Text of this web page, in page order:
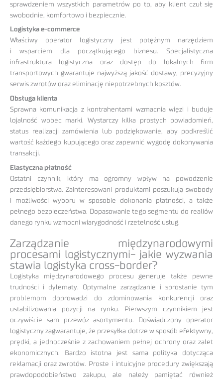
sprawdzeniem wszystkich parametrów po to, aby klient czuł się
swobodnie, komfortowo i bezpiecznie.
Logistyka e-commerce
Właściwy operator logistyczny jest potężnym narzędziem
i wsparciem dla początkującego biznesu. Specjalistyczna
infrastruktura logistyczna oraz dostęp do lokalnych firm
transportowych gwarantuje najwyższą jakość dostawy, precyzyjny
serwis zwrotów oraz eliminację niepotrzebnych kosztów.
Obsługa klienta
Sprawna komunikacja z kontrahentami wzmacnia więzi i buduje
lojalność wobec marki. Wystarczy kilka prostych powiadomień,
status realizacji zamówienia lub podziękowanie, aby podkreślić
wartość każdego kupującego oraz zapewnić wygodę dokonywania
transakcji.
Elastyczna płatność
Ostatni czynnik, który ma ogromny wpływ na powodzenie
przedsiębiorstwa. Zainteresowani produktami poszukują swobody
i możliwości wyboru w sposobie dokonania płatności, a także
pełnego bezpieczeństwa. Dopasowanie tego segmentu do realiów
danego rynku wzmocni wiarygodność i rzetelność usług.
Zarządzanie międzynarodowymi
procesami logistycznymi- jakie wyzwania
stawia logistyka cross-border?
Logistyka międzynarodowego procesu generuje także pewne
trudności i dylematy. Optymalne zarządzanie i sprostanie tym
problemom doprowadzi do zdominowania konkurencji oraz
ustabilizowania pozycji na rynku. Pierwszym czynnikiem jest
oczywiście sam przewóz asortymentu. Doświadczony operator
logistyczny zagwarantuje, że przesyłka dotrze w sposób efektywny,
prędki, a jednocześnie z zachowaniem pełnej ochrony oraz zalet
ekonomicznych. Bardzo istotna jest sama polityka dotycząca
reklamacji oraz zwrotów. Proste i intuicyjne procedury zwiększają
prawdopodobieństwo zakupu, ale należy pamiętać również